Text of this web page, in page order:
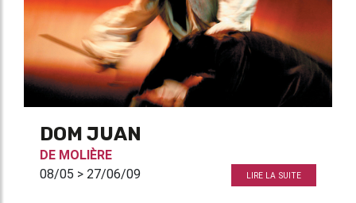
DOM JUAN
DE MOLIÈRE
08/05 > 27/06/09
LIRE LA SUITE